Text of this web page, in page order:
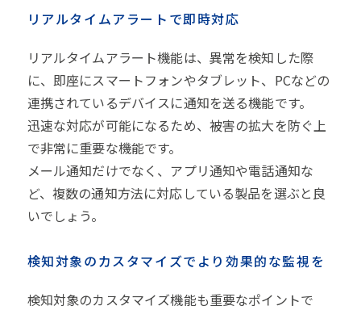
リアルタイムアラートで即時対応
リアルタイムアラート機能は、異常を検知した際
に、即座にスマートフォンやタブレット、PCなどの
連携されているデバイスに通知を送る機能です。
迅速な対応が可能になるため、被害の拡大を防ぐ上
で非常に重要な機能です。
メール通知だけでなく、アプリ通知や電話通知な
ど、複数の通知方法に対応している製品を選ぶと良
いでしょう。
検知対象のカスタマイズでより効果的な監視を
検知対象のカスタマイズ機能も重要なポイントで